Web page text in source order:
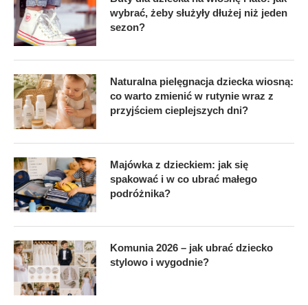
wybrać, żeby służyły dłużej niż jeden
sezon?
Naturalna pielęgnacja dziecka wiosną:
co warto zmienić w rutynie wraz z
przyjściem cieplejszych dni?
Majówka z dzieckiem: jak się
spakować i w co ubrać małego
podróżnika?
Komunia 2026 – jak ubrać dziecko
stylowo i wygodnie?